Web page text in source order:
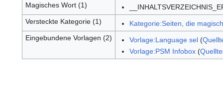
Magisches Wort (1)
Versteckte Kategorie (1)
Kategorie:Seiten, die
Eingebundene Vorlagen (2)
Vorlage:Language sel(
Vorlage:PSM Infobox(